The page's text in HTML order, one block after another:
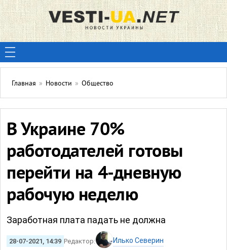
Главная » Новости » Общество
В Украине 70%
работодателей готовы
перейти на 4-дневную
рабочую неделю
Заработная плата падать не должна
28-07-2021, 14:39 Редактор: Илько Северин